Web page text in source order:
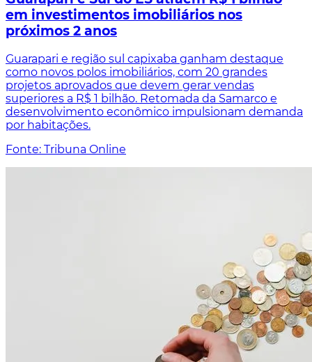
em investimentos imobiliários nos
próximos 2 anos
Guarapari e região sul capixaba ganham destaque
como novos polos imobiliários, com 20 grandes
projetos aprovados que devem gerar vendas
superiores a R$ 1 bilhão. Retomada da Samarco e
desenvolvimento econômico impulsionam demanda
por habitações.
Fonte: Tribuna Online